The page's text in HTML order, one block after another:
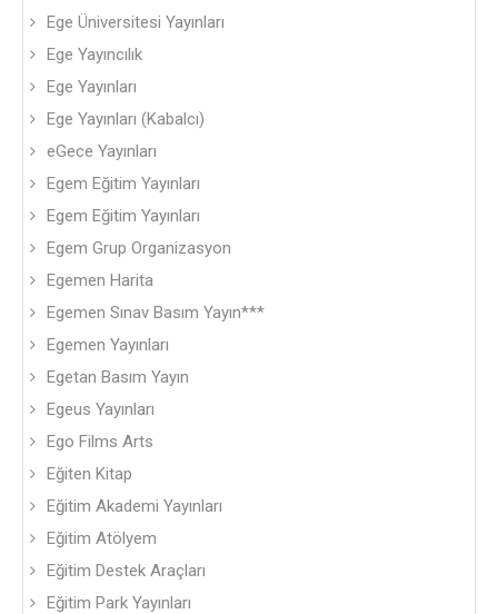
Ege Üniversitesi Yayınları
Ege Yayıncılık
Ege Yayınları
Ege Yayınları (Kabalcı)
eGece Yayınları
Egem Eğitim Yayınları
Egem Eğitim Yayınları
Egem Grup Organizasyon
Egemen Harita
Egemen Sınav Basım Yayın***
Egemen Yayınları
Egetan Basım Yayın
Egeus Yayınları
Ego Films Arts
Eğiten Kitap
Eğitim Akademi Yayınları
Eğitim Atölyem
Eğitim Destek Araçları
Eğitim Park Yayınları